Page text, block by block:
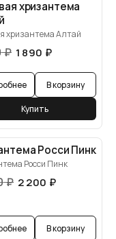
хризантема
хризантема Алтай
₽ 1 890 ₽
В корзину
Купить
Росси Пинк
Росси Пинк
₽ 2 200 ₽
В корзину